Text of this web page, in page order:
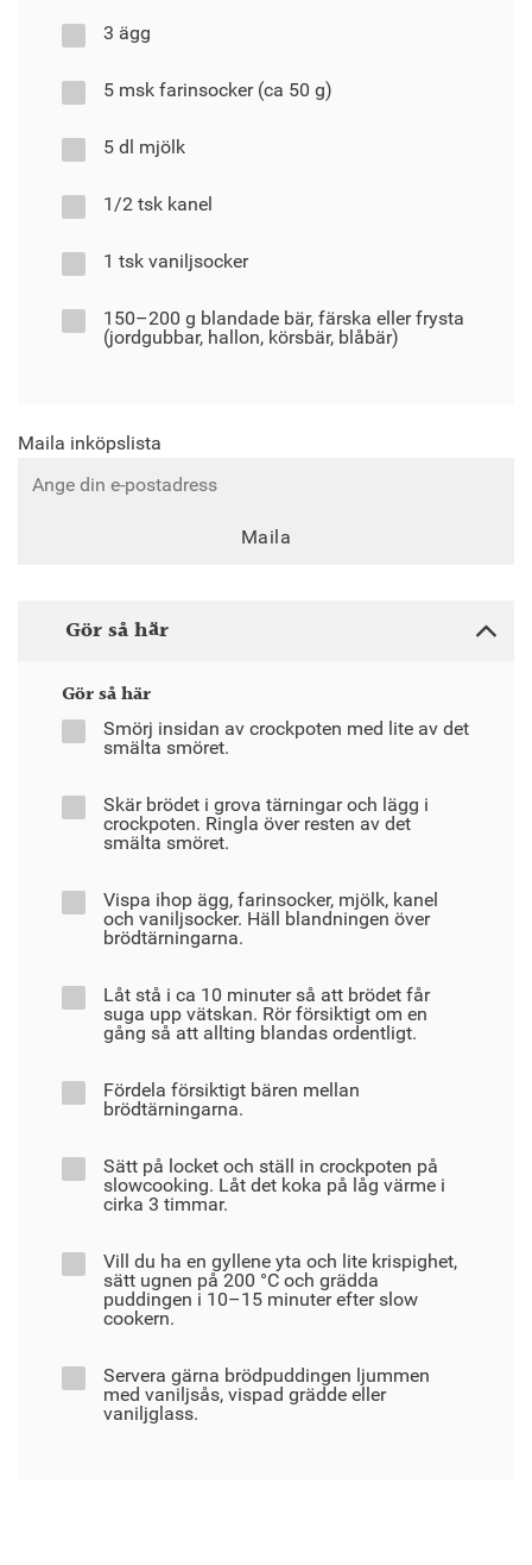
3 ägg
5 msk farinsocker (ca 50 g)
5 dl mjölk
1/2 tsk kanel
1 tsk vaniljsocker
150–200 g blandade bär, färska eller frysta
(jordgubbar, hallon, körsbär, blåbär)
Maila inköpslista
Maila
Gör så här
Gör så här
Smörj insidan av crockpoten med lite av det
smälta smöret.
Skär brödet i grova tärningar och lägg i
crockpoten. Ringla över resten av det
smälta smöret.
Vispa ihop ägg, farinsocker, mjölk, kanel
och vaniljsocker. Häll blandningen över
brödtärningarna.
Låt stå i ca 10 minuter så att brödet får
suga upp vätskan. Rör försiktigt om en
gång så att allting blandas ordentligt.
Fördela försiktigt bären mellan
brödtärningarna.
Sätt på locket och ställ in crockpoten på
slowcooking. Låt det koka på låg värme i
cirka 3 timmar.
Vill du ha en gyllene yta och lite krispighet,
sätt ugnen på 200 °C och grädda
puddingen i 10–15 minuter efter slow
cookern.
Servera gärna brödpuddingen ljummen
med vaniljsås, vispad grädde eller
vaniljglass.